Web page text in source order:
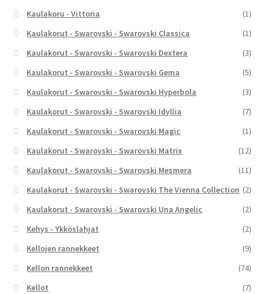
Kaulakoru - Vittoria
(1)
Kaulakorut - Swarovski - Swarovski Classica
(1)
Kaulakorut - Swarovski - Swarovski Dextera
(3)
Kaulakorut - Swarovski - Swarovski Gema
(5)
Kaulakorut - Swarovski - Swarovski Hyperbola
(3)
Kaulakorut - Swarovski - Swarovski Idyllia
(7)
Kaulakorut - Swarovski - Swarovski Magic
(1)
Kaulakorut - Swarovski - Swarovski Matrix
(12)
Kaulakorut - Swarovski - Swarovski Mesmera
(11)
Kaulakorut - Swarovski - Swarovski The Vienna Collection (2)
Kaulakorut - Swarovski - Swarovski Una Angelic
(2)
Kehys - Ykköslahjat
(2)
Kellojen rannekkeet
(9)
Kellon rannekkeet
(74)
Kellot
(7)